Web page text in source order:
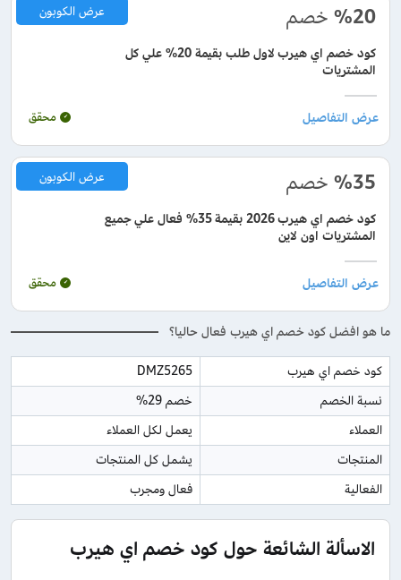
%20 خصم
كود خصم اي هيرب لاول طلب بقيمة 20% علي كل
المشتريات
عرض الكوبون
محقق
%35 خصم
كود خصم اي هيرب 2026 بقيمة 35% فعال علي جميع
المشتريات اون لاين
عرض الكوبون
محقق
ما هو افضل كود خصم اي هيرب فعال حاليا؟
كود خصم اي هيرب
DMZ5265
نسبة الخصم
خصم 29%
العملاء
يعمل لكل العملاء
المنتجات
يشمل كل المنتجات
الفعالية
فعال ومجرب
الاسألة الشائعة حول كود خصم اي هيرب